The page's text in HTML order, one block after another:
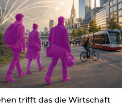
trifft das die Wirtschaft